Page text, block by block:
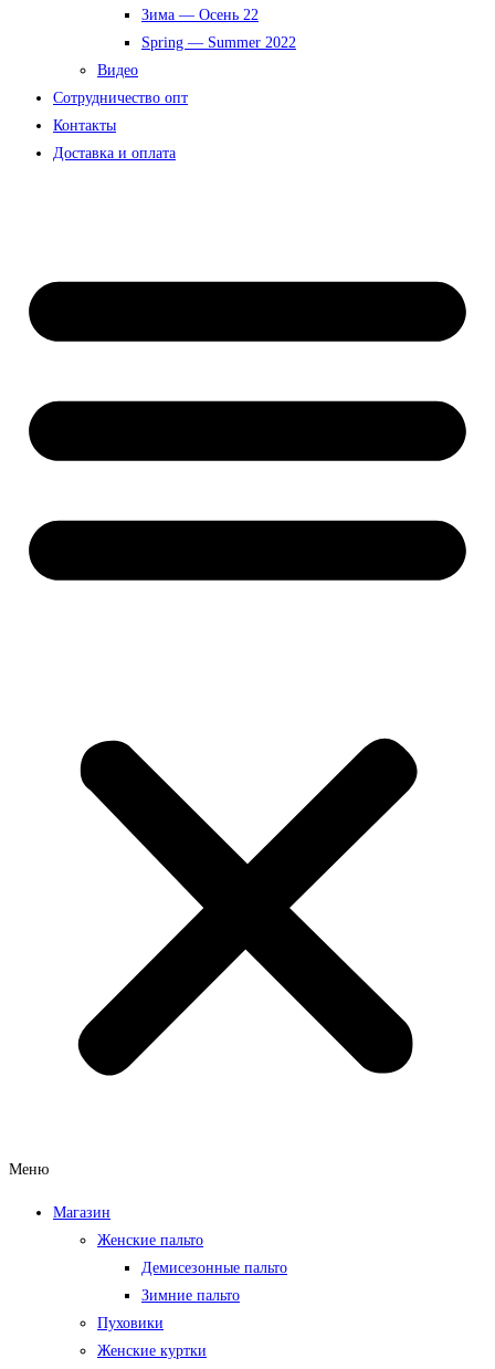
Зима — Осень 22
Spring — Summer 2022
Видео
Сотрудничество опт
Контакты
Доставка и оплата
Меню
Магазин
Женские пальто
Демисезонные пальто
Зимние пальто
Пуховики
Женские куртки